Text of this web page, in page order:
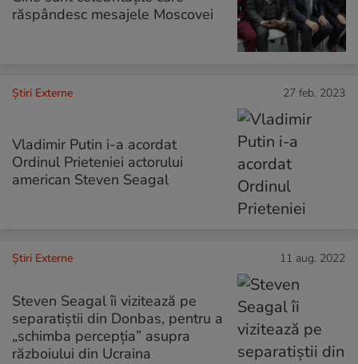
răspândesc mesajele Moscovei
Știri Externe 27 feb. 2023
Vladimir Putin i-a acordat
Ordinul Prieteniei actorului
american Steven Seagal
Știri Externe 11 aug. 2022
Steven Seagal îi vizitează pe
separatiștii din Donbas, pentru a
„schimba percepția” asupra
războiului din Ucraina